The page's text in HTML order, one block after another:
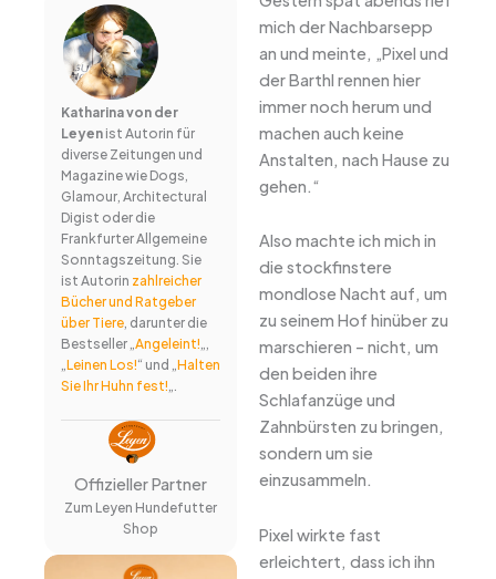
Katharina von der
Leyenist Autorin für
diverse Zeitungen und
Magazine wie Dogs,
Glamour, Architectural
Digist oder die
Frankfurter Allgemeine
Sonntagszeitung. Sie
ist Autorin zahlreicher
Bücher und Ratgeber
über Tiere, darunter die
Bestseller „Angeleint!„,
„Leinen Los!“ und „Halten
Sie Ihr Huhn fest!„.
Offizieller Partner
Zum Leyen Hundefutter
Shop
mich der Nachbarsepp
an und meinte, „Pixel und
der Barthl rennen hier
immer noch herum und
machen auch keine
Anstalten, nach Hause zu
gehen.“
Also machte ich mich in
die stockfinstere
mondlose Nacht auf, um
zu seinem Hof hinüber zu
marschieren – nicht, um
den beiden ihre
Schlafanzüge und
Zahnbürsten zu bringen,
sondern um sie
einzusammeln.
Pixel wirkte fast
erleichtert, dass ich ihn